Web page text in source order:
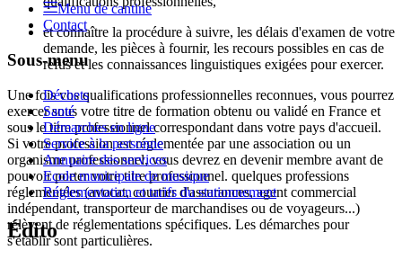
et connaître la procédure à suivre, les délais d'examen de votre
demande, les pièces à fournir, les recours possibles en cas de
refus et les connaissances linguistiques exigées pour exercer.
Une fois vos qualifications professionnelles reconnues, vous pourrez
exercer sous votre titre de formation obtenu ou validé en France et
sous le titre professionnel correspondant dans votre pays d'accueil.
Si votre profession est réglementée par une association ou un
organisme professionnel, vous devrez en devenir membre avant de
pouvoir porter votre titre professionnel. quelques professions
réglementées (avocat, courtier d'assurances, agent commercial
indépendant, transporteur de marchandises ou de voyageurs...)
relèvent de réglementations spécifiques. Les démarches pour
s'établir sont particulières.
Menu de cantine
Contact
Sous-menu
Déchets
Santé
Démarches en ligne
Service à la personne
Annuaire des services
Ecole municipale de musique
Réglementation et tarifs du stationnement
Édito